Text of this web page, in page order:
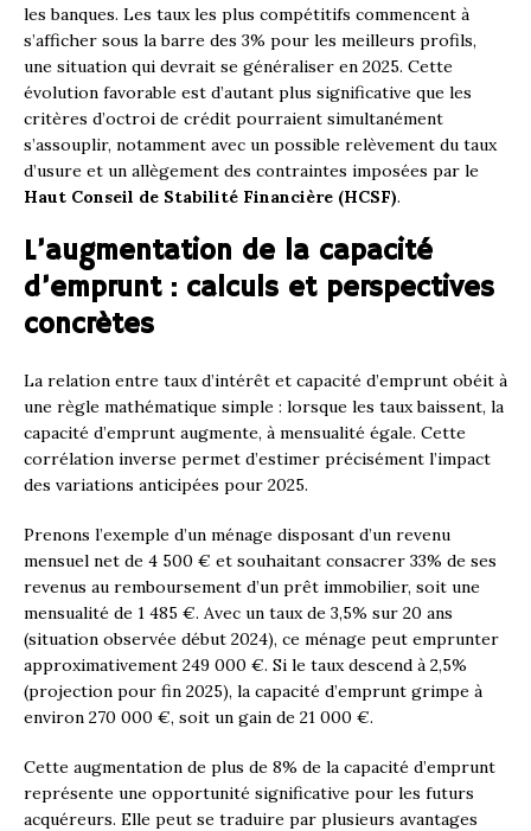
les banques. Les taux les plus compétitifs commencent à
s’afficher sous la barre des 3% pour les meilleurs profils,
une situation qui devrait se généraliser en 2025. Cette
évolution favorable est d’autant plus significative que les
critères d’octroi de crédit pourraient simultanément
s’assouplir, notamment avec un possible relèvement du taux
d’usure et un allègement des contraintes imposées par le
Haut Conseil de Stabilité Financière (HCSF).
L’augmentation de la capacité
d’emprunt : calculs et perspectives
concrètes
La relation entre taux d’intérêt et capacité d’emprunt obéit à
une règle mathématique simple : lorsque les taux baissent, la
capacité d’emprunt augmente, à mensualité égale. Cette
corrélation inverse permet d’estimer précisément l’impact
des variations anticipées pour 2025.
Prenons l’exemple d’un ménage disposant d’un revenu
mensuel net de 4 500 € et souhaitant consacrer 33% de ses
revenus au remboursement d’un prêt immobilier, soit une
mensualité de 1 485 €. Avec un taux de 3,5% sur 20 ans
(situation observée début 2024), ce ménage peut emprunter
approximativement 249 000 €. Si le taux descend à 2,5%
(projection pour fin 2025), la capacité d’emprunt grimpe à
environ 270 000 €, soit un gain de 21 000 €.
Cette augmentation de plus de 8% de la capacité d’emprunt
représente une opportunité significative pour les futurs
acquéreurs. Elle peut se traduire par plusieurs avantages